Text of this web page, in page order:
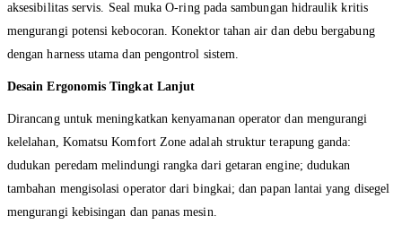
aksesibilitas servis. Seal muka O-ring pada sambungan hidraulik kritis
mengurangi potensi kebocoran. Konektor tahan air dan debu bergabung
dengan harness utama dan pengontrol sistem.
Desain Ergonomis Tingkat Lanjut
Dirancang untuk meningkatkan kenyamanan operator dan mengurangi
kelelahan, Komatsu Komfort Zone adalah struktur terapung ganda:
dudukan peredam melindungi rangka dari getaran engine; dudukan
tambahan mengisolasi operator dari bingkai; dan papan lantai yang disegel
mengurangi kebisingan dan panas mesin.